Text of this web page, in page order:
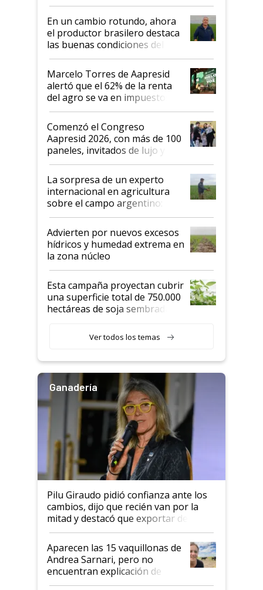
demostrar que hablar del
suelo es hablar de todo el
sistema productivo"
En un cambio rotundo, ahora
el productor brasilero destaca
las buenas condiciones del
agro argentino para invertir:
"Los veo más motivados"
Marcelo Torres de Aapresid
alertó que el 62% de la renta
del agro se va en impuestos:
"No es bueno que en
Argentina se sigan discutiendo
las mismas cosas de hace 50
años"
Comenzó el Congreso
Aapresid 2026, con más de 100
paneles, invitados de lujo y
todas las tendencias
La sorpresa de un experto
internacional en agricultura
sobre el campo argentino:
"Estoy muy impresionado"
Advierten por nuevos excesos
hídricos y humedad extrema en
la zona núcleo
Esta campaña proyectan cubrir
una superficie total de 750.000
hectáreas de soja sembradas
variedades que marcan un
salto tecnológico en genética y
Ver todos los temas
Ganadería
Pilu Giraudo pidió confianza ante los
cambios, dijo que recién van por la
mitad y destacó que exportar dejó de
ser "para unos pocos": "Tenemos un
mandato muy claro del gobierno
nacional"
Aparecen las 15 vaquillonas de
Andrea Sarnari, pero no
encuentran explicación de
cómo llegaron allí